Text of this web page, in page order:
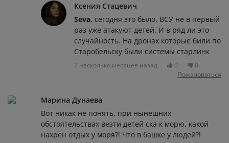
Ксения Стацевич
Seva, сегодня это было. ВСУ не в первый
раз уже атакуют детей. И в ряд ли это
случайность. На дронах которые били по
Старобельску были системы старлинк
2 несколько месяцев назад 0
0
Пожаловаться
Марина Дунаева
Вот никак не понять, при нынешних
обстоятельствах везти детей ска к морю, какой
нахрен отдых у моря?! Что в башке у людей?!